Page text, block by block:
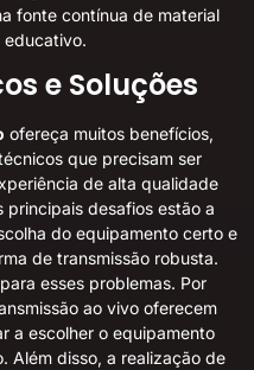
fonte contínua de material
educativo.
e Soluções
ofereça muitos benefícios,
que precisam ser
de alta qualidade
principais desafios estão a
do equipamento certo e
de transmissão robusta.
esses problemas. Por
ao vivo oferecem
a escolher o equipamento
Além disso, a realização de